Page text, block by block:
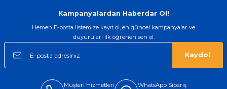
Muhtar Adayı Sticker Etiket
Kampanyalardan Haberdar Ol!
Hemen E-posta listemize kayıt ol, en güncel kampanyalar ve
duyuruları ilk öğrenen sen ol.
Kaydol
Müşteri Hizmetleri WhatsApp Sipariş